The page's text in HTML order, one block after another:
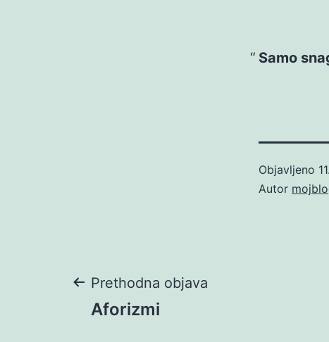
Samo
Objavljeno
Autor
Navigacija
Prethodna objava
Aforizmi